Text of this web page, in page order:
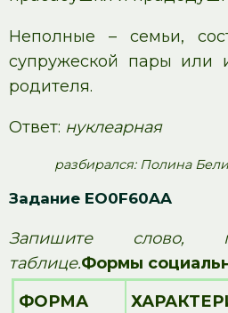
Неполные – семьи,
супружеской пары или
родителя.
Ответ: нуклеарная
pазбирался: Полина
Задание EO0F60AA
Запишите слово,
таблице.Формы
ФОРМА